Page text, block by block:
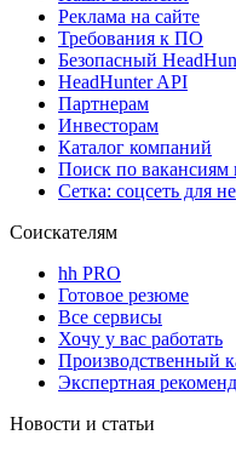
Реклама на сайте
Требования к ПО
Безопасный
HeadHunter API
Партнерам
Инвесторам
Каталог компаний
Поиск по вакансиям
Сетка: соцсеть для
Соискателям
hh PRO
Готовое резюме
Все сервисы
Хочу у вас работать
Производственный
Экспертная
Новости и статьи